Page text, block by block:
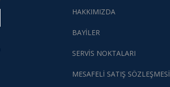
HAKKIMIZDA
BAYİLER
SERVİS NOKTALARI
MESAFELİ SATIŞ SÖZLEŞMESİ